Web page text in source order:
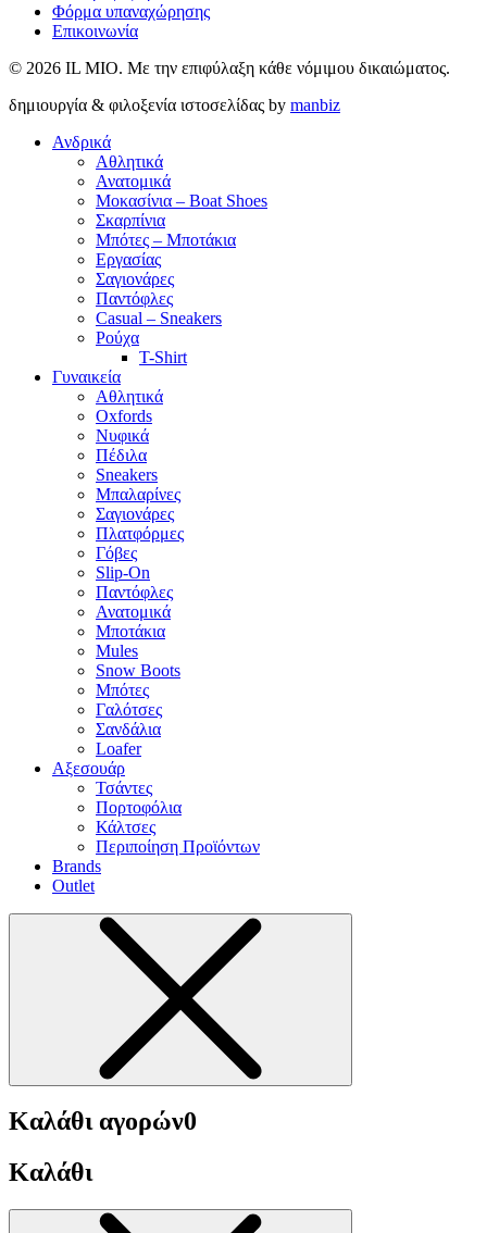
Φόρμα υπαναχώρησης
Επικοινωνία
© 2026 IL MIO. Με την επιφύλαξη κάθε νόμιμου δικαιώματος.
δημιουργία & φιλοξενία ιστοσελίδας by manbiz
Ανδρικά
Αθλητικά
Ανατομικά
Μοκασίνια – Boat Shoes
Σκαρπίνια
Μπότες – Μποτάκια
Εργασίας
Σαγιονάρες
Παντόφλες
Casual – Sneakers
Ρούχα
T-Shirt
Γυναικεία
Αθλητικά
Oxfords
Νυφικά
Πέδιλα
Sneakers
Μπαλαρίνες
Σαγιονάρες
Πλατφόρμες
Γόβες
Slip-On
Παντόφλες
Ανατομικά
Μποτάκια
Mules
Snow Boots
Μπότες
Γαλότσες
Σανδάλια
Loafer
Αξεσουάρ
Τσάντες
Πορτοφόλια
Κάλτσες
Περιποίηση Προϊόντων
Brands
Outlet
Καλάθι αγορών0
Καλάθι